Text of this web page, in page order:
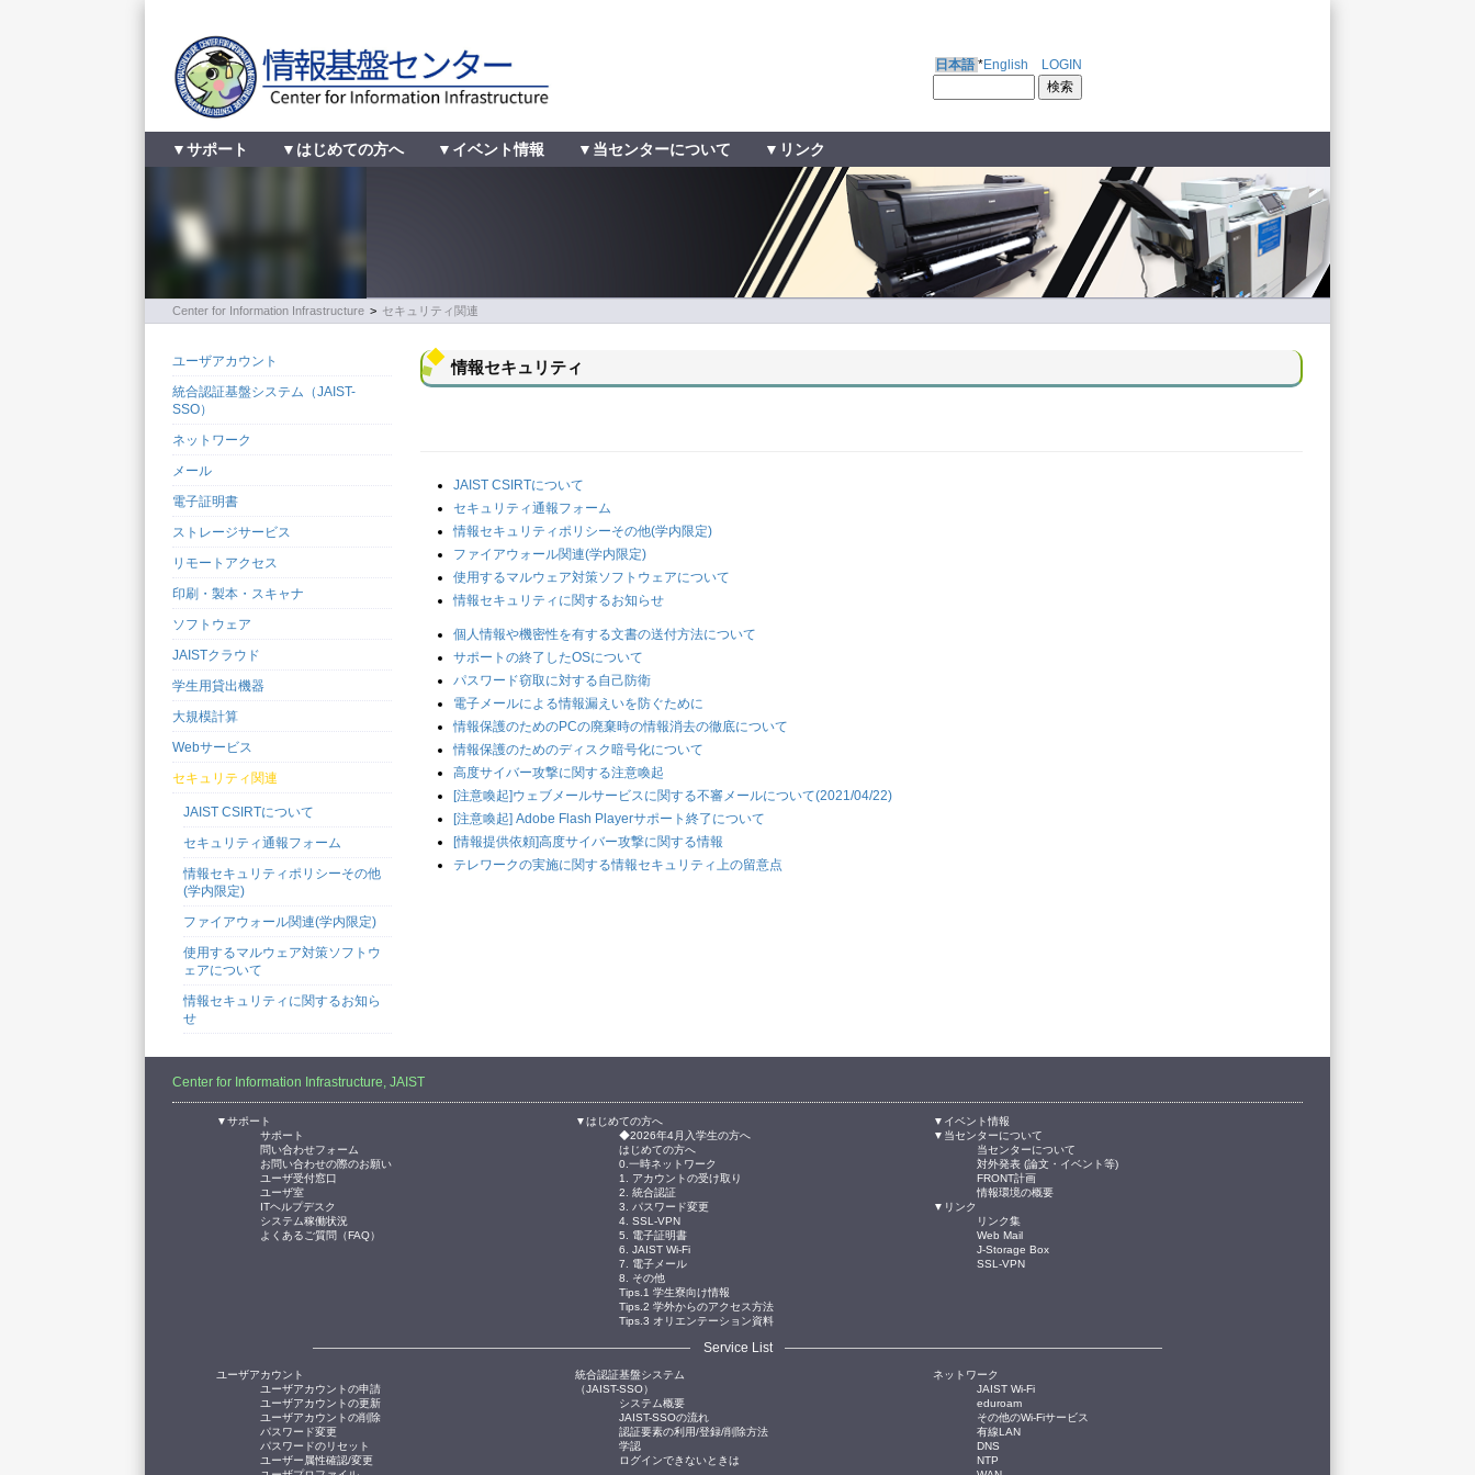
日本語 *English LOGIN
▼サポート ▼はじめての方へ ▼イベント情報 ▼当センターについて ▼リンク
Center for Information Infrastructure > セキュリティ関連
ユーザアカウント
統合認証基盤システム（JAIST-
SSO）
ネットワーク
メール
電子証明書
ストレージサービス
リモートアクセス
印刷・製本・スキャナ
ソフトウェア
JAISTクラウド
学生用貸出機器
大規模計算
Webサービス
セキュリティ関連
JAIST CSIRTについて
セキュリティ通報フォーム
情報セキュリティポリシーその他
(学内限定)
ファイアウォール関連(学内限定)
使用するマルウェア対策ソフトウ
ェアについて
情報セキュリティに関するお知ら
せ
情報セキュリティ
JAIST CSIRTについて
セキュリティ通報フォーム
情報セキュリティポリシーその他(学内限定)
ファイアウォール関連(学内限定)
使用するマルウェア対策ソフトウェアについて
情報セキュリティに関するお知らせ
個人情報や機密性を有する文書の送付方法について
サポートの終了したOSについて
パスワード窃取に対する自己防衛
電子メールによる情報漏えいを防ぐために
情報保護のためのPCの廃棄時の情報消去の徹底について
情報保護のためのディスク暗号化について
高度サイバー攻撃に関する注意喚起
[注意喚起]ウェブメールサービスに関する不審メールについて(2021/04/22)
[注意喚起] Adobe Flash Playerサポート終了について
[情報提供依頼]高度サイバー攻撃に関する情報
テレワークの実施に関する情報セキュリティ上の留意点
Center for Information Infrastructure, JAIST
▼サポート
サポート
問い合わせフォーム
お問い合わせの際のお願い
ユーザ受付窓口
ユーザ室
ITヘルプデスク
システム稼働状況
よくあるご質問（FAQ）
▼はじめての方へ
◆2026年4月入学生の方へ
はじめての方へ
0.一時ネットワーク
1. アカウントの受け取り
2. 統合認証
3. パスワード変更
4. SSL-VPN
5. 電子証明書
6. JAIST Wi-Fi
7. 電子メール
8. その他
Tips.1 学生寮向け情報
Tips.2 学外からのアクセス方法
Tips.3 オリエンテーション資料
▼イベント情報
▼当センターについて
当センターについて
対外発表 (論文・イベント等)
FRONT計画
情報環境の概要
▼リンク
リンク集
Web Mail
J-Storage Box
SSL-VPN
Service List
ユーザアカウント
ユーザアカウントの申請
ユーザアカウントの更新
ユーザアカウントの削除
パスワード変更
パスワードのリセット
ユーザー属性確認/変更
統合認証基盤システム
（JAIST-SSO）
システム概要
JAIST-SSOの流れ
認証要素の利用/登録/削除方法
学認
ログインできないときは
ネットワーク
JAIST Wi-Fi
eduroam
その他のWi-Fiサービス
有線LAN
DNS
NTP